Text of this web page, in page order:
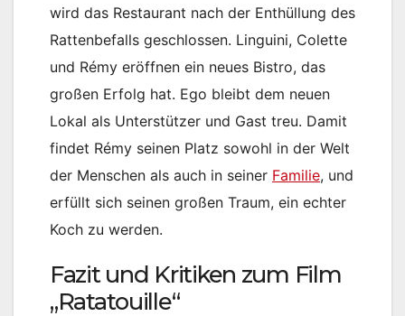
wird das Restaurant nach der Enthüllung des
Rattenbefalls geschlossen. Linguini, Colette
und Rémy eröffnen ein neues Bistro, das
großen Erfolg hat. Ego bleibt dem neuen
Lokal als Unterstützer und Gast treu. Damit
findet Rémy seinen Platz sowohl in der Welt
der Menschen als auch in seiner Familie, und
erfüllt sich seinen großen Traum, ein echter
Koch zu werden.
Fazit und Kritiken zum Film
„Ratatouille“